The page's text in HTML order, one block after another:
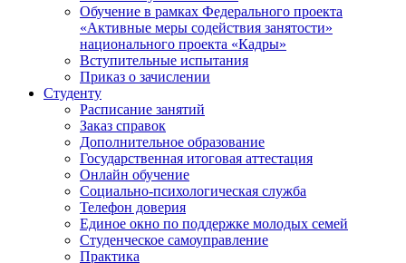
Обучение в рамках Федерального проекта
«Активные меры содействия занятости»
национального проекта «Кадры»
Вступительные испытания
Приказ о зачислении
Студенту
Расписание занятий
Заказ справок
Дополнительное образование
Государственная итоговая аттестация
Онлайн обучение
Социально-психологическая служба
Телефон доверия
Единое окно по поддержке молодых семей
Студенческое самоуправление
Практика